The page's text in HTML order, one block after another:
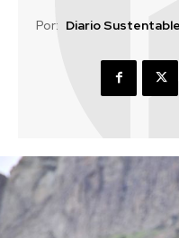
Por: Diario Sustentable